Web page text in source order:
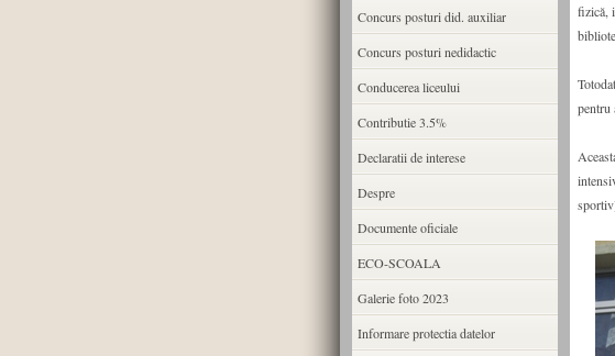
fizică,
pentru
Concurs posturi did. auxiliar
Concurs posturi nedidactic
Conducerea liceului
Contributie 3.5%
Declaratii de interese
Despre
Documente oficiale
ECO-SCOALA
Galerie foto 2023
Informare protectia datelor